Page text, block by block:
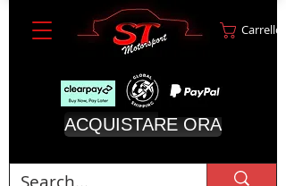
Carrello
ACQUISTARE ORA